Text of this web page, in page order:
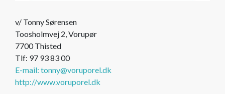
v/ Tonny Sørensen
Toosholmvej 2, Vorupør
7700 Thisted
Tlf: 97 93 83 00
E-mail: tonny@voruporel.dk
http://www.voruporel.dk